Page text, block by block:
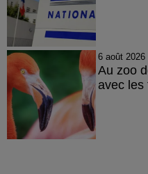
6 août 2026
Au zoo
avec les